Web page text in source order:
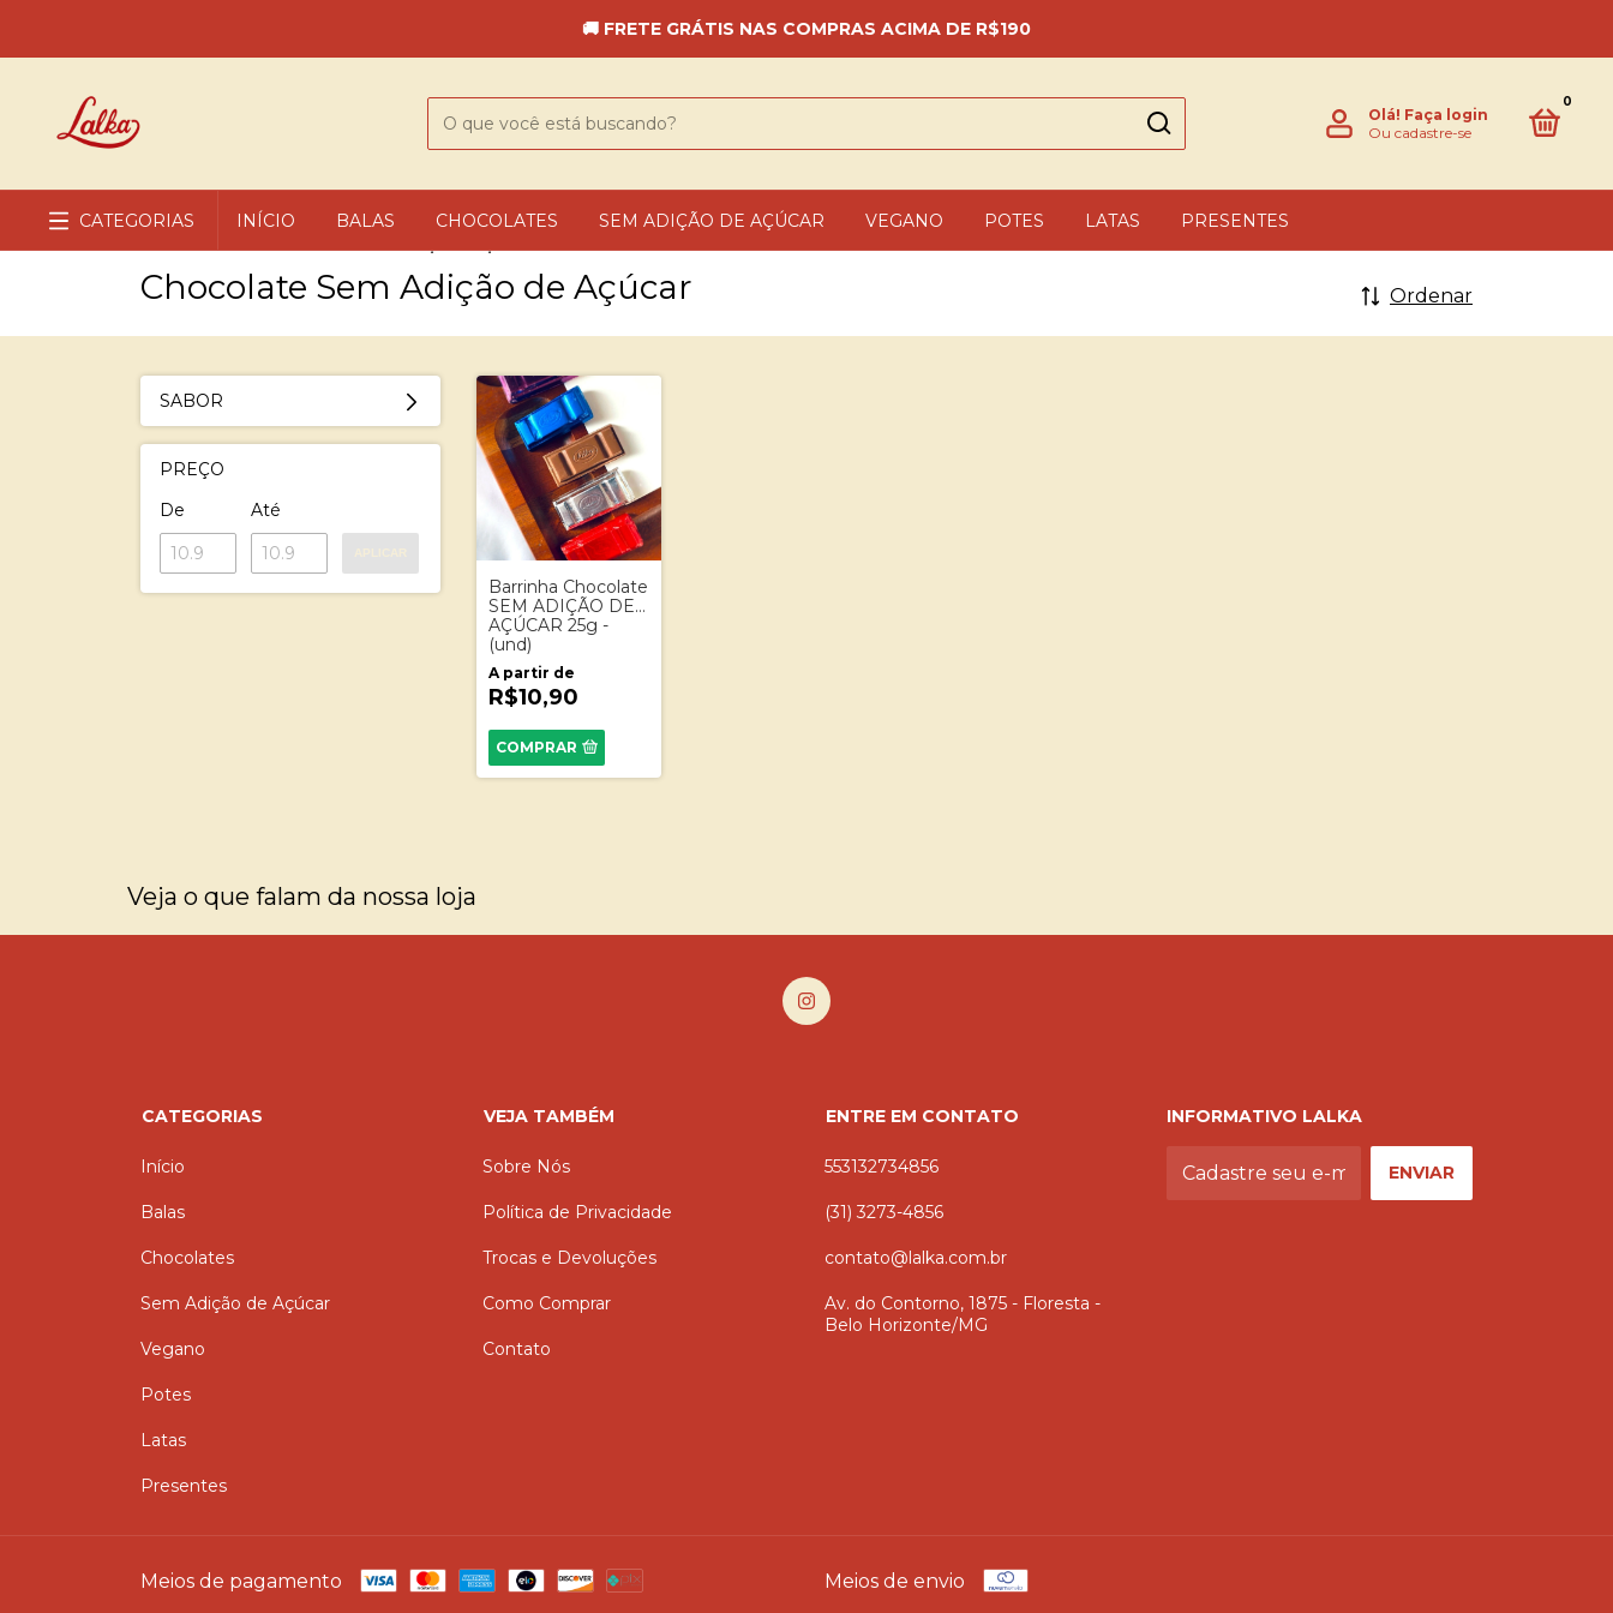
🚚 FRETE GRÁTIS NAS COMPRAS ACIMA DE R$190
Olá! Faça login
Ou cadastre-se
0
CATEGORIAS INÍCIO BALAS CHOCOLATES SEM ADIÇÃO DE AÇÚCAR VEGANO POTES LATAS PRESENTES
Chocolate Sem Adição de Açúcar Ordenar
SABOR
PREÇO
De
Até
Barrinha Chocolate
SEM ADIÇÃO DE
AÇÚCAR 25g -
(und)
A partir de
R$10,90
COMPRAR
Veja o que falam da nossa loja
CATEGORIAS
Início
Balas
Chocolates
Sem Adição de Açúcar
Vegano
Potes
Latas
Presentes
VEJA TAMBÉM
Sobre Nós
Política de Privacidade
Trocas e Devoluções
Como Comprar
Contato
ENTRE EM CONTATO
553132734856
(31) 3273-4856
contato@lalka.com.br
Av. do Contorno, 1875 - Floresta -
Belo Horizonte/MG
INFORMATIVO LALKA
Meios de pagamento Meios de envio